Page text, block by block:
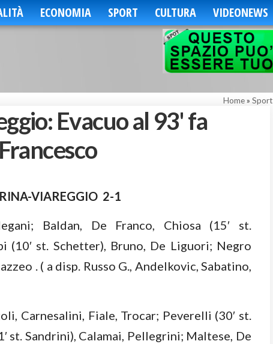
ECONOMIA SPORT CULTURA VIDEONEWS
Home» Sport
Evacuo al 93' fa
VIAREGGIO 2-1
Baldan, De Franco, Chiosa (15′ st.
(10′ st. Schetter), Bruno, De Liguori; Negro
. ( a disp. Russo G., Andelkovic, Sabatino,
Carnesalini, Fiale, Trocar; Peverelli (30′ st.
st. Sandrini), Calamai, Pellegrini; Maltese, De